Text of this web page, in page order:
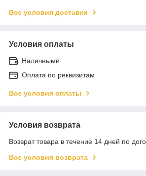
Все условия доставки
Условия оплаты
Наличными
Оплата по реквизитам
Все условия оплаты
Условия возврата
Возврат товара в течение 14 дней по
Все условия возврата